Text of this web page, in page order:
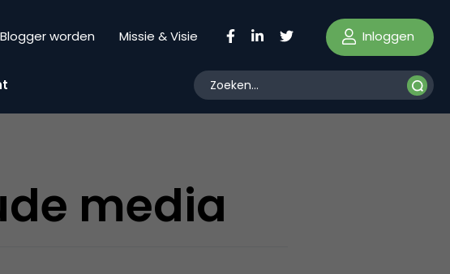
Blogger worden Missie & Visie Inloggen
media